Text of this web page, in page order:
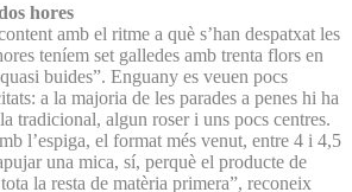
hores
amb el ritme a què s’han despatxat les
teníem set galledes amb trenta flors en
buides”. Enguany es veuen pocs
a la majoria de les parades a penes hi ha
tradicional, algun roser i uns pocs centres.
l’espiga, el format més venut, entre 4 i 4,5
una mica, sí, perquè el producte de
la resta de matèria primera”, reconeix